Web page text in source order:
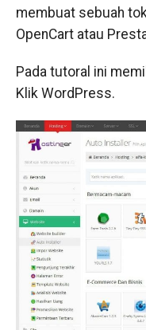
membuat sebuah
OpenCart atau
Pada tutoral ini
Klik WordPress.